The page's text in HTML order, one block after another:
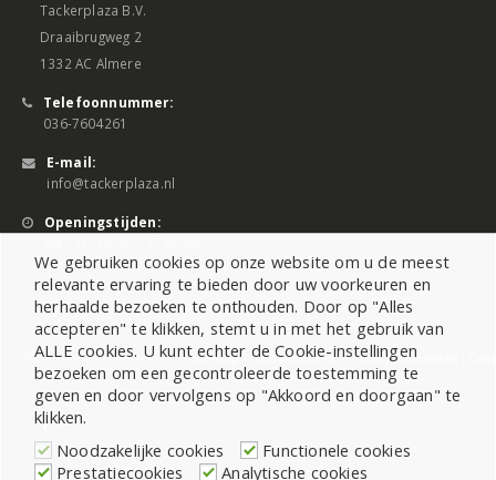
Tackerplaza B.V.
Draaibrugweg 2
1332 AC Almere
Telefoonnummer:
036-7604261
E-mail:
info@tackerplaza.nl
Openingstijden:
©2026 All Rights Reserved |Sitemap|Cookiebeleid|Privacy Statement
We gebruiken cookies op onze website om u de meest
relevante ervaring te bieden door uw voorkeuren en
herhaalde bezoeken te onthouden. Door op "Alles
accepteren" te klikken, stemt u in met het gebruik van
ALLE cookies. U kunt echter de Cookie-instellingen
bezoeken om een gecontroleerde toestemming te
geven en door vervolgens op "Akkoord en doorgaan" te
klikken.
Noodzakelijke cookies
Functionele cookies
Prestatiecookies
Analytische cookies